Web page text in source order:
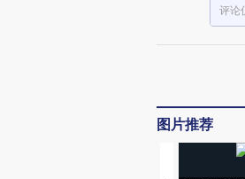
评论
图片推荐